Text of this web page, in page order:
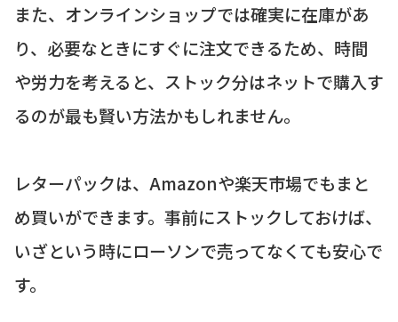
また、オンラインショップでは確実に在庫があ
り、必要なときにすぐに注文できるため、時間
や労力を考えると、ストック分はネットで購入す
るのが最も賢い方法かもしれません。
レターパックは、Amazonや楽天市場でもまと
め買いができます。事前にストックしておけば、
いざという時にローソンで売ってなくても安心で
す。